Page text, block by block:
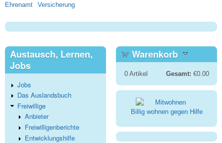
Ehrenamt Versicherung
Austausch, Lernen,
Jobs
Jobs
Das Auslandsbuch
Freiwillige
Anbieter
Freiwilligenberichte
Entwicklungshilfe
Warenkorb
0Artikel Gesamt: €0.00
Billig wohnen gegen Hilfe